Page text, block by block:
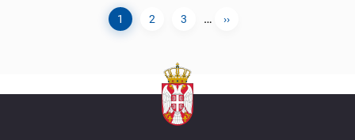
Current
1 Page
2 Page
3 …
Next
››